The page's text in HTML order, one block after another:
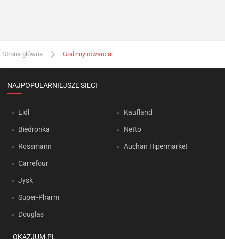
Strona główna Godziny otwarcia
NAJPOPULARNIEJSZE SIECI
Lidl
Biedronka
Rossmann
Carrefour
Jysk
Super-Pharm
Douglas
Kaufland
Netto
Auchan Hipermarket
OKAZJUM.PL